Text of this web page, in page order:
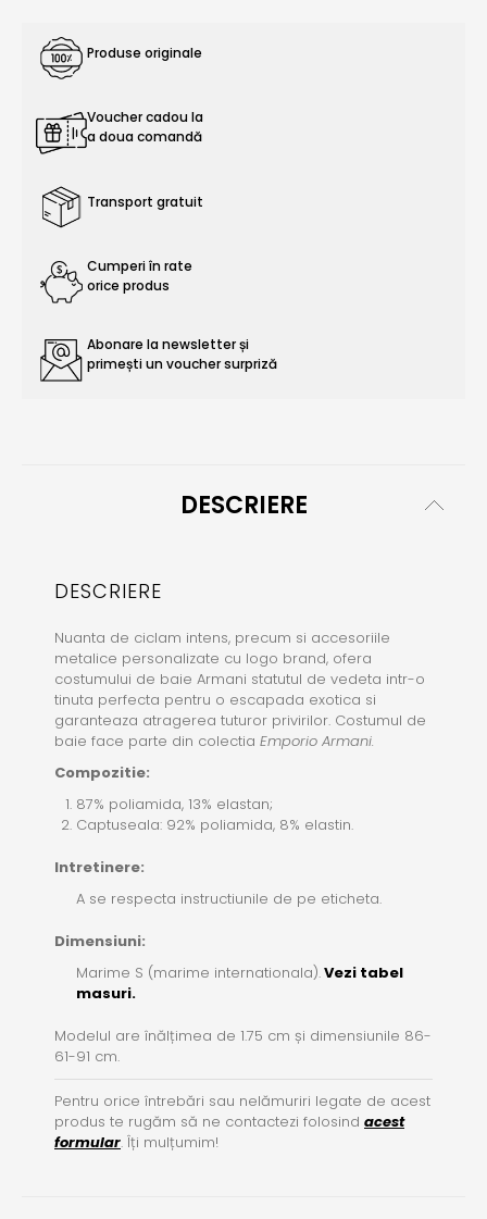
Produse originale
Voucher cadou la
a doua comandă
Transport gratuit
Cumperi în rate
orice produs
Abonare la newsletter și
primești un voucher surpriză
DESCRIERE
DESCRIERE
Nuanta de ciclam intens, precum si accesoriile
metalice personalizate cu logo brand, ofera
costumului de baie Armani statutul de vedeta intr-o
tinuta perfecta pentru o escapada exotica si
garanteaza atragerea tuturor privirilor. Costumul de
baie face parte din colectia Emporio Armani.
Compozitie:
87% poliamida, 13% elastan;
Captuseala: 92% poliamida, 8% elastin.
Intretinere:
A se respecta instructiunile de pe eticheta.
Dimensiuni:
Marime S (marime internationala).Vezi tabel
masuri.
Modelul are înălțimea de 1.75 cm și dimensiunile 86-
61-91 cm.
Pentru orice întrebări sau nelămuriri legate de acest
produs te rugăm să ne contactezi folosind acest
formular. Îți mulțumim!